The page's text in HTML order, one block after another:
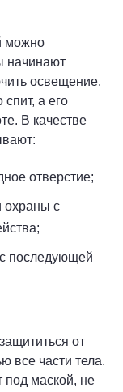
можно
начинают
освещение.
а его
В качестве
отверстие;
охраны с
последующей
от
все части тела.
под маской, не